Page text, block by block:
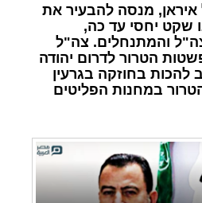
מנסה להבעיר את
שקט יחסי עד כה,
והמתנחלים. צה"ל
הטרור לדרום יהודה
להכות בחוזקה בגרעין
במחנות הפליטים